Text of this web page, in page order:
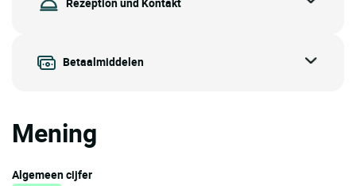
Betaalmiddelen
Mening
Algemeen cijfer